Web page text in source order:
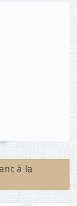
à la